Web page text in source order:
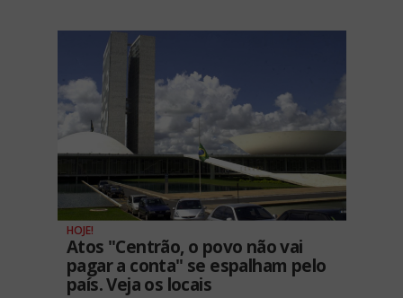
HOJE!
Atos "Centrão, o povo não vai
pagar a conta" se espalham pelo
país. Veja os locais